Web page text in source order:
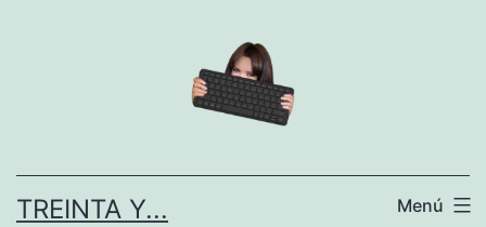
TREINTA Y... Menú